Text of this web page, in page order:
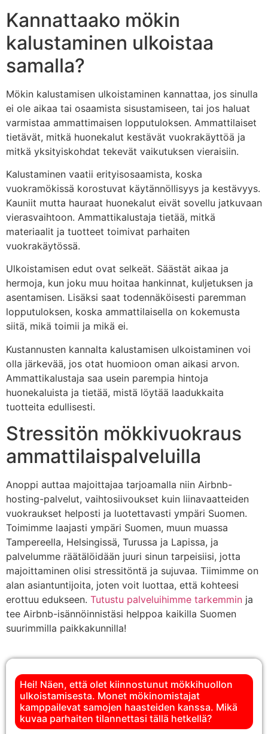
Kannattaako mökin
kalustaminen ulkoistaa
samalla?
Mökin kalustamisen ulkoistaminen kannattaa, jos sinulla
ei ole aikaa tai osaamista sisustamiseen, tai jos haluat
varmistaa ammattimaisen lopputuloksen. Ammattilaiset
tietävät, mitkä huonekalut kestävät vuokrakäyttöä ja
mitkä yksityiskohdat tekevät vaikutuksen vieraisiin.
Kalustaminen vaatii erityisosaamista, koska
vuokramökissä korostuvat käytännöllisyys ja kestävyys.
Kauniit mutta hauraat huonekalut eivät sovellu jatkuvaan
vierasvaihtoon. Ammattikalustaja tietää, mitkä
materiaalit ja tuotteet toimivat parhaiten
vuokrakäytössä.
Ulkoistamisen edut ovat selkeät. Säästät aikaa ja
hermoja, kun joku muu hoitaa hankinnat, kuljetuksen ja
asentamisen. Lisäksi saat todennäköisesti paremman
lopputuloksen, koska ammattilaisella on kokemusta
siitä, mikä toimii ja mikä ei.
Kustannusten kannalta kalustamisen ulkoistaminen voi
olla järkevää, jos otat huomioon oman aikasi arvon.
Ammattikalustaja saa usein parempia hintoja
huonekaluista ja tietää, mistä löytää laadukkaita
tuotteita edullisesti.
Stressitön mökkivuokraus
ammattilaispalveluilla
Anoppi auttaa majoittajaa tarjoamalla niin Airbnb-
hosting-palvelut, vaihtosiivoukset kuin liinavaatteiden
vuokraukset helposti ja luotettavasti ympäri Suomen.
Toimimme laajasti ympäri Suomen, muun muassa
Tampereella, Helsingissä, Turussa ja Lapissa, ja
palvelumme räätälöidään juuri sinun tarpeisiisi, jotta
majoittaminen olisi stressitöntä ja sujuvaa. Tiimimme on
alan asiantuntijoita, joten voit luottaa, että kohteesi
erottuu edukseen. Tutustu palveluihimme tarkemmin ja
tee Airbnb-isännöinnistäsi helppoa kaikilla Suomen
suurimmilla paikkakunnilla!
Hei! Näen, että olet kiinnostunut mökkihuollon
ulkoistamisesta. Monet mökinomistajat
kamppailevat samojen haasteiden kanssa. Mikä
kuvaa parhaiten tilannettasi tällä hetkellä?